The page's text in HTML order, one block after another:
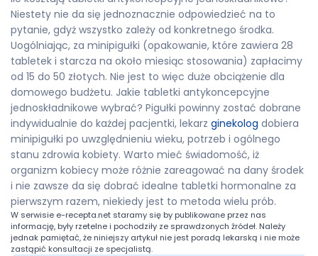
Niestety nie da się jednoznacznie odpowiedzieć na to
pytanie, gdyż wszystko zależy od konkretnego środka.
Uogólniając, za minipigułki (opakowanie, które zawiera 28
tabletek i starcza na około miesiąc stosowania) zapłacimy
od 15 do 50 złotych. Nie jest to więc duże obciążenie dla
domowego budżetu. Jakie tabletki antykoncepcyjne
jednoskładnikowe wybrać? Pigułki powinny zostać dobrane
indywidualnie do każdej pacjentki, lekarz ginekolog dobiera
minipigułki po uwzględnieniu wieku, potrzeb i ogólnego
stanu zdrowia kobiety. Warto mieć świadomość, iż
organizm kobiecy może różnie zareagować na dany środek
i nie zawsze da się dobrać idealne tabletki hormonalne za
pierwszym razem, niekiedy jest to metoda wielu prób.
W serwisie e-recepta.net staramy się by publikowane przez nas
informację, były rzetelne i pochodziły ze sprawdzonych źródeł. Należy
jednak pamiętać, że niniejszy artykuł nie jest poradą lekarską i nie może
zastąpić konsultacji ze specjalistą.